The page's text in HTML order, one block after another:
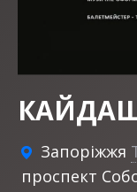
Запоріжжя
проспект